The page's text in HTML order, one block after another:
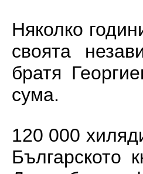
Няколко
своята
братя
сума.
120 000
Българското